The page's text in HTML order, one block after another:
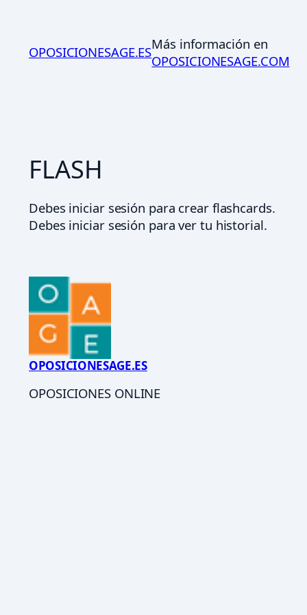
contenido
OPOSICIONESAGE.ESMás información en
OPOSICIONESAGE.COM
FLASH
Debes iniciar sesión para crear flashcards.
Debes iniciar sesión para ver tu historial.
OPOSICIONESAGE.ES
OPOSICIONES ONLINE